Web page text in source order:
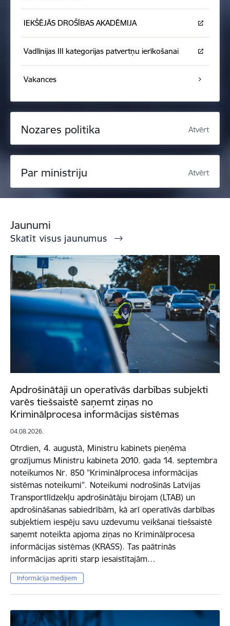
IEKŠĒJĀS DROŠĪBAS AKADĒMIJA
Vadlīnijas III kategorijas patvertņu ierīkošanai
Vakances
Nozares politika Atvērt
Par ministriju Atvērt
Jaunumi
Skatīt visus jaunumus
Apdrošinātāji un operatīvās darbības subjekti
varēs tiešsaistē saņemt ziņas no
Kriminālprocesa informācijas sistēmas
04.08.2026.
Otrdien, 4. augustā, Ministru kabinets pieņēma
grozījumus Ministru kabineta 2010. gada 14. septembra
noteikumos Nr. 850 "Kriminālprocesa informācijas
sistēmas noteikumi". Noteikumi nodrošinās Latvijas
Transportlīdzekļu apdrošinātāju birojam (LTAB) un
apdrošināšanas sabiedrībām, kā arī operatīvās darbības
subjektiem iespēju savu uzdevumu veikšanai tiešsaistē
saņemt noteikta apjoma ziņas no Kriminālprocesa
informācijas sistēmas (KRASS). Tas paātrinās
informācijas apriti starp iesaistītajām…
Informācija medijiem